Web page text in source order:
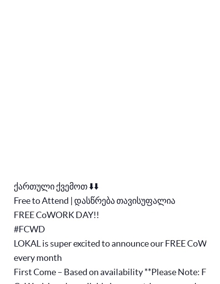
ქართული ქვემოთ ⬇️⬇️
Free to Attend | დასწრება თავისუფალია
FREE CoWORK DAY!!
#FCWD
LOKAL is super excited to announce our FREE CoWork
every month
First Come – Based on availability **Please Note: Free